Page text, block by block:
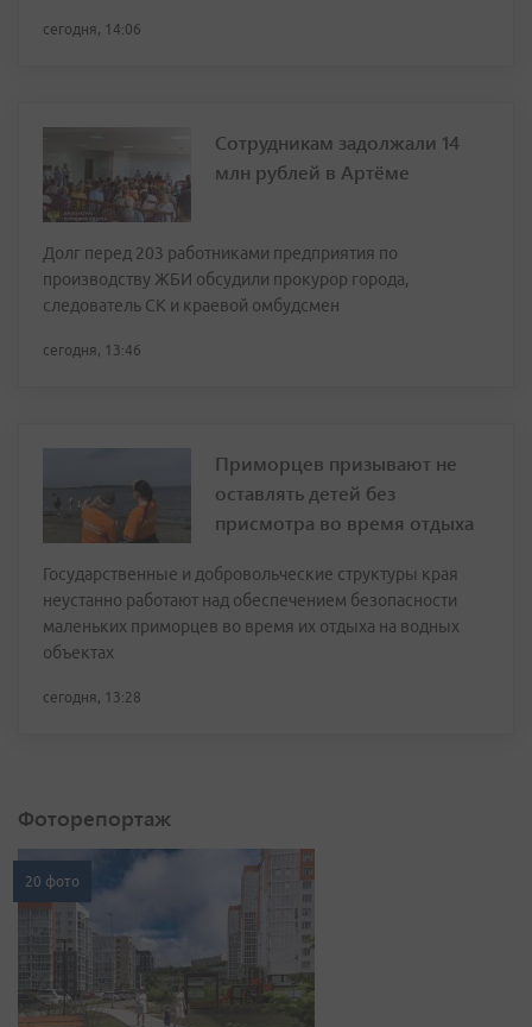
сегодня, 14:06
Сотрудникам задолжали 14
млн рублей в Артёме
Долг перед 203 работниками предприятия по
производству ЖБИ обсудили прокурор города,
следователь СК и краевой омбудсмен
сегодня, 13:46
Приморцев призывают не
оставлять детей без
присмотра во время отдыха
Государственные и добровольческие структуры края
неустанно работают над обеспечением безопасности
маленьких приморцев во время их отдыха на водных
объектах
сегодня, 13:28
Фоторепортаж
20 фото